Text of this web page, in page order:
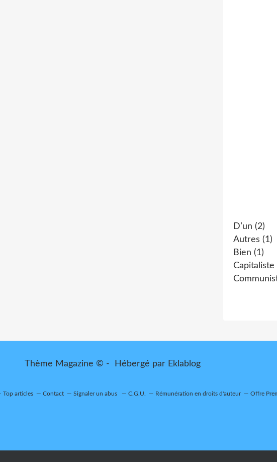
D’un (2)
Autres (1)
Bien (1)
Capitaliste
Thème Magazine © - Hébergé par Eklablog
Top articles Contact Signaler un abus C.G.U. Rémunération en droits d'auteur Offre